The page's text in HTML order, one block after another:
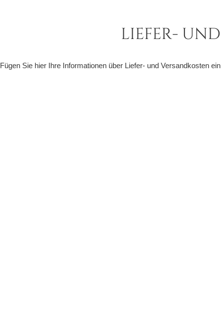
LIEFER-
Fügen Sie hier Ihre Informationen über Liefer- und Versandkosten